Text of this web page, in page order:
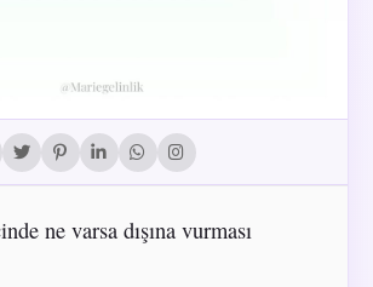
ne varsa dışına vurması